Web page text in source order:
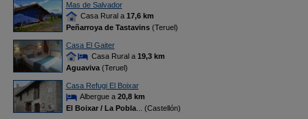
Mas de Salvador
Casa Rural a 17,6 km
Peñarroya de Tastavins(Teruel)
Casa El Gaiter
Casa Rural a 19,3 km
Aguaviva(Teruel)
Casa Refugi El Boixar
Albergue a 20,8 km
El Boixar / La Pobla... (Castellón)